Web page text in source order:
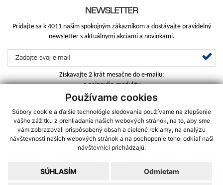
Používame cookies
Súbory cookie a ďalšie technológie sledovania používame na zlepšenie
vášho zážitku z prehliadania našich webových stránok, na to, aby sme
vám zobrazovali prispôsobený obsah a cielené reklamy, na analýzu
návštevnosti našich webových stránok a na pochopenie toho, odkiaľ naši
návštevníci prichádzajú.
SÚHLASÍM Odmietam
NEWSLETTER
Pridajte sa k 4011 našim spokojným zákazníkom a dostávajte pravidelný
newsletter s aktuálnymi akciami a novinkami.
Získavajte 2 krát mesačne do e-mailu:
•najnovšie produkty
•najlepšie akcie
DOMOV|O SPOLOČNOSTI|SLUŽBY| ZAUJÍMAVÉ ČLÁNKY|
VEĽKOOBCHOD|KONTAKT